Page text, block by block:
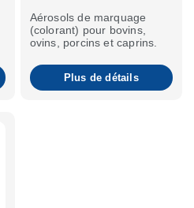
Aérosols de marquage
(colorant) pour bovins,
ovins, porcins et caprins.
Plus de détails